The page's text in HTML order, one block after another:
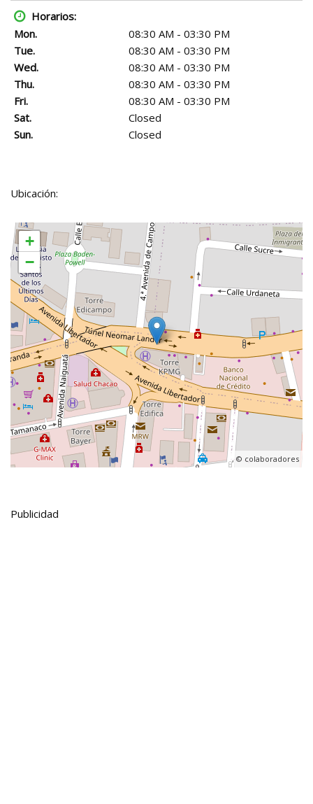
Horarios:
Mon.
08:30 AM - 03:30 PM
Tue.
08:30 AM - 03:30 PM
Wed.
08:30 AM - 03:30 PM
Thu.
08:30 AM - 03:30 PM
Fri.
08:30 AM - 03:30 PM
Sat.
Closed
Sun.
Closed
Ubicación:
+
−
, © colaboradores
Publicidad